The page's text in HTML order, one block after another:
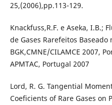
25,(2006),pp.113-129.
Knackfuss,R.F. e Aseka, I.B.;
de Gases Rarefeitos Baseado
BGK,CMNE/CILAMCE 2007,
APMTAC, Portugal 2007
Lord, R. G. Tangential
Coeficients of Rare Gases on